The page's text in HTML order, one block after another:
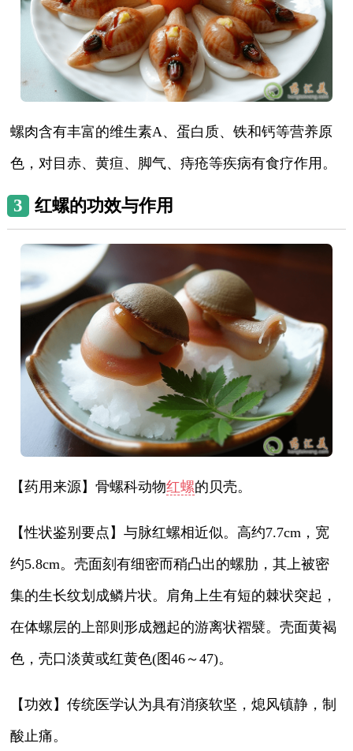
螺肉含有丰富的维生素A、蛋白质、铁和钙等营养原
色，对目赤、黄疸、脚气、痔疮等疾病有食疗作用。
3 红螺的功效与作用
【药用来源】骨螺科动物红螺的贝壳。
【性状鉴别要点】与脉红螺相近似。高约7.7cm，宽
约5.8cm。壳面刻有细密而稍凸出的螺肋，其上被密
集的生长纹划成鳞片状。肩角上生有短的棘状突起，
在体螺层的上部则形成翘起的游离状褶襞。壳面黄褐
色，壳口淡黄或红黄色(图46～47)。
【功效】传统医学认为具有消痰软坚，熄风镇静，制
酸止痛。